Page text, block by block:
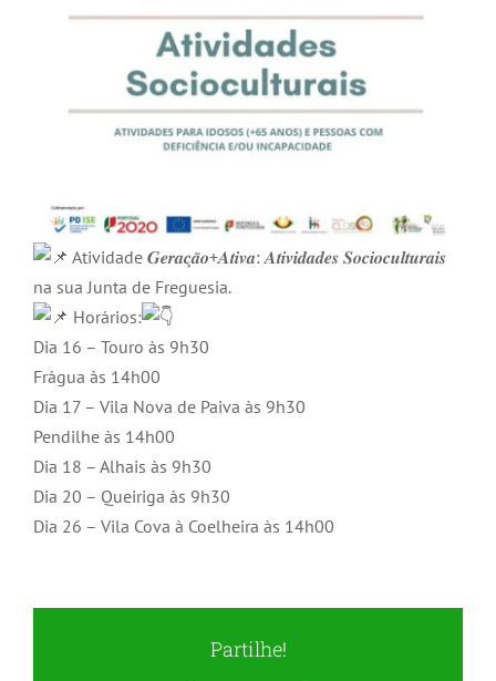
Atividade 𝑮𝒆𝒓𝒂𝒄̧𝒂̃𝒐+𝑨𝒕𝒊𝒗𝒂: 𝑨𝒕𝒊𝒗𝒊𝒅𝒂𝒅𝒆𝒔 𝑺𝒐𝒄𝒊𝒐𝒄𝒖𝒍𝒕𝒖𝒓𝒂𝒊𝒔
na sua Junta de Freguesia.
Horários:
Dia 16 – Touro às 9h30
Frágua às 14h00
Dia 17 – Vila Nova de Paiva às 9h30
Pendilhe às 14h00
Dia 18 – Alhais às 9h30
Dia 20 – Queiriga às 9h30
Dia 26 – Vila Cova à Coelheira às 14h00
Partilhe!